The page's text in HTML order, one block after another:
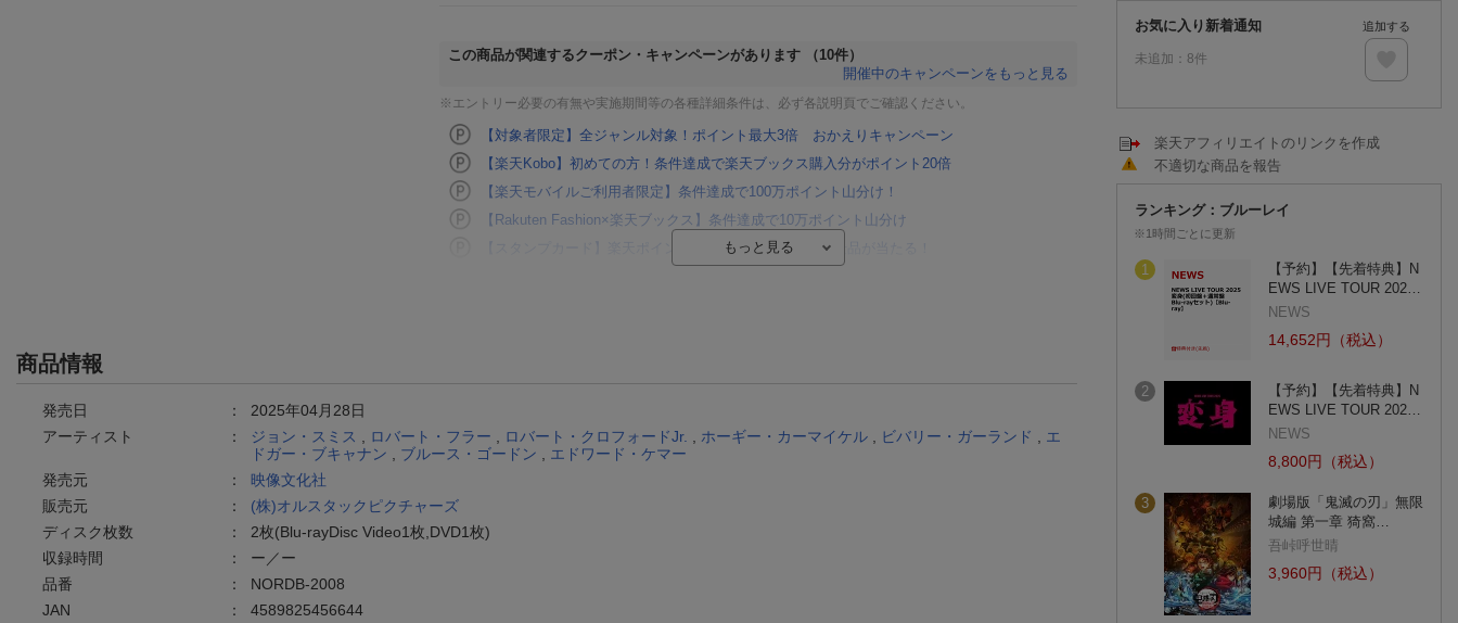
この商品が関連するクーポン・キャンペーンがあります
（10件）
開催中のキャンペーンをもっと見る
※エントリー必要の有無や実施期間等の各種詳細条件は、必ず各説明頁でご確認ください。
【対象者限定】全ジャンル対象！ポイント最大3倍 おかえりキャンペーン
【楽天Kobo】初めての方！条件達成で楽天ブックス購入分がポイント20倍
【楽天モバイルご利用者限定】条件達成で100万ポイント山分け！
【Rakuten Fashion×楽天ブックス】条件達成で10万ポイント山分け
【スタンプカード】楽天ポイントもらえる＆抽選で豪華景品が当たる！
商品情報
発売日 ： 2025年04月28日
アーティスト
： ジョン・スミス , ロバート・フラー , ロバート・クロフォードJr. , ホーギー・カーマイケル , ビバリー・ガーランド , エ
ドガー・ブキャナン , ブルース・ゴードン , エドワード・ケマー
発売元
： 映像文化社
販売元
： (株)オルスタックピクチャーズ
ディスク枚数
： 2枚(Blu-rayDisc Video1枚,DVD1枚)
収録時間
： ー／ー
品番
： NORDB-2008
JAN
： 4589825456644
お気に入り新着通知
未追加： 8件
追加する
楽天アフィリエイトのリンクを作成
不適切な商品を報告
ランキング：ブルーレイ
※1時間ごとに更新
1
【予約】【先着特典】N
EWS LIVE TOUR 202…
NEWS
14,652円（税込）
2
【予約】【先着特典】N
EWS LIVE TOUR 202…
NEWS
8,800円（税込）
3
劇場版「鬼滅の刃」無限
城編 第一章 猗窩…
吾峠呼世晴
3,960円（税込）